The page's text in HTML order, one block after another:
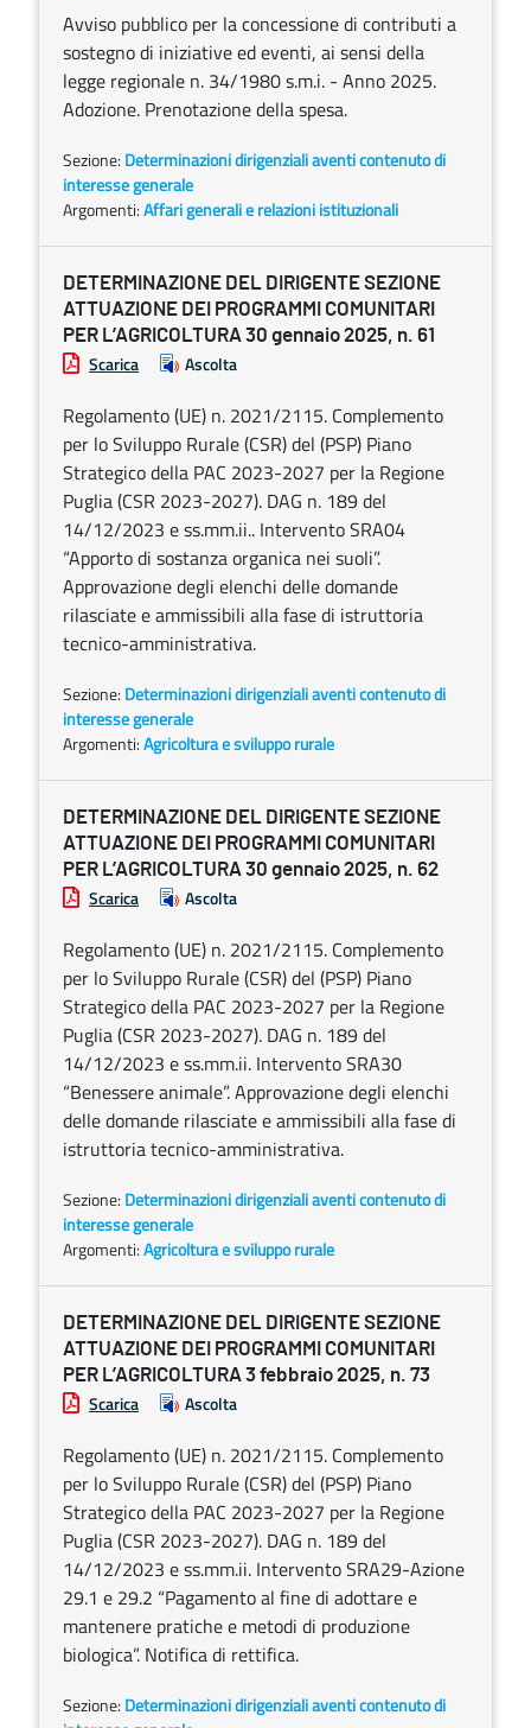
Avviso pubblico per la concessione di contributi a
sostegno di iniziative ed eventi, ai sensi della
legge regionale n. 34/1980 s.m.i. - Anno 2025.
Adozione. Prenotazione della spesa.
Sezione: Determinazioni dirigenziali aventi contenuto di
interesse generale
Argomenti:Affari generali e relazioni istituzionali
DETERMINAZIONE DEL DIRIGENTE SEZIONE
ATTUAZIONE DEI PROGRAMMI COMUNITARI
PER L’AGRICOLTURA 30 gennaio 2025, n. 61
Scarica Ascolta
Regolamento (UE) n. 2021/2115. Complemento
per lo Sviluppo Rurale (CSR) del (PSP) Piano
Strategico della PAC 2023-2027 per la Regione
Puglia (CSR 2023-2027). DAG n. 189 del
14/12/2023 e ss.mm.ii.. Intervento SRA04
“Apporto di sostanza organica nei suoli”.
Approvazione degli elenchi delle domande
rilasciate e ammissibili alla fase di istruttoria
tecnico-amministrativa.
Sezione: Determinazioni dirigenziali aventi contenuto di
interesse generale
Argomenti:Agricoltura e sviluppo rurale
DETERMINAZIONE DEL DIRIGENTE SEZIONE
ATTUAZIONE DEI PROGRAMMI COMUNITARI
PER L’AGRICOLTURA 30 gennaio 2025, n. 62
Scarica Ascolta
Regolamento (UE) n. 2021/2115. Complemento
per lo Sviluppo Rurale (CSR) del (PSP) Piano
Strategico della PAC 2023-2027 per la Regione
Puglia (CSR 2023-2027). DAG n. 189 del
14/12/2023 e ss.mm.ii. Intervento SRA30
“Benessere animale”. Approvazione degli elenchi
delle domande rilasciate e ammissibili alla fase di
istruttoria tecnico-amministrativa.
Sezione: Determinazioni dirigenziali aventi contenuto di
interesse generale
Argomenti:Agricoltura e sviluppo rurale
DETERMINAZIONE DEL DIRIGENTE SEZIONE
ATTUAZIONE DEI PROGRAMMI COMUNITARI
PER L’AGRICOLTURA 3 febbraio 2025, n. 73
Scarica Ascolta
Regolamento (UE) n. 2021/2115. Complemento
per lo Sviluppo Rurale (CSR) del (PSP) Piano
Strategico della PAC 2023-2027 per la Regione
Puglia (CSR 2023-2027). DAG n. 189 del
14/12/2023 e ss.mm.ii. Intervento SRA29-Azione
29.1 e 29.2 “Pagamento al fine di adottare e
mantenere pratiche e metodi di produzione
biologica”. Notifica di rettifica.
Sezione: Determinazioni dirigenziali aventi contenuto di